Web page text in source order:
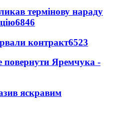
термінову нараду
6846
контракт6523
повернути Яремчука -
яскравим